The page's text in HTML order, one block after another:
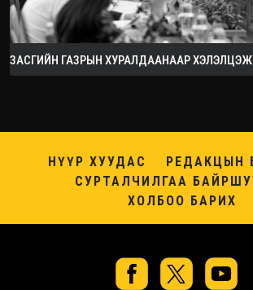
ЗАСГИЙН ГАЗРЫН ХУРАЛДААНААР
НҮҮР ХУУДАС
РЕДАКЦЫН
СУРТАЛЧИЛГАА
ХОЛБОО БАРИХ